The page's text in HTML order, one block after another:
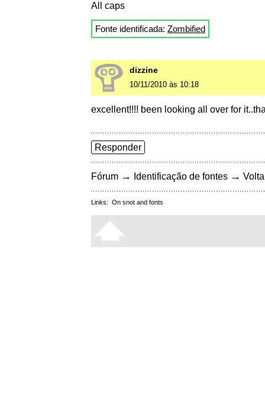
All caps
Fonte identificada: Zombified
dizzine
10/11/2010 às 10:18
excellent!!!! been looking all over for
Responder
Fórum → Identificação de fontes →
Links: On snot and fonts